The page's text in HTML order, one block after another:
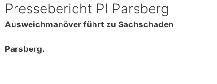
Pressebericht PI Parsberg
Ausweichmanöver führt zu Sachschaden
Parsberg.